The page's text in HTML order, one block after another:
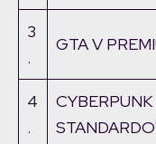
3
.
GTA V
4
.